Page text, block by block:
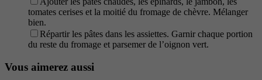
tomates cerises et la moitié du fromage de chèvre. Mélanger
bien.
Répartir les pâtes dans les assiettes. Garnir chaque portion
du reste du fromage et parsemer de l’oignon vert.
Vous aimerez aussi